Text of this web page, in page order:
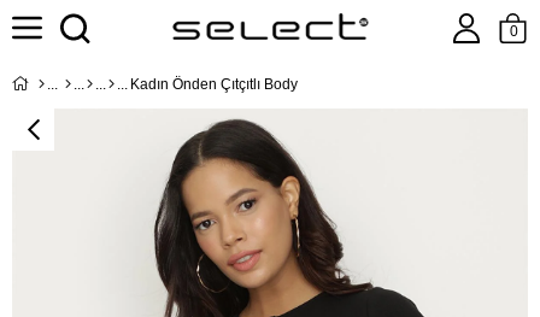
0
Kadın Önden Çıtçıtlı Body